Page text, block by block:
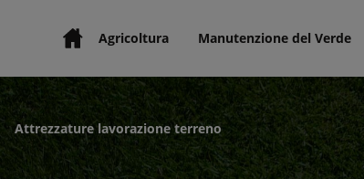
Agricoltura Manutenzione del Verde
Attrezzature lavorazione terreno